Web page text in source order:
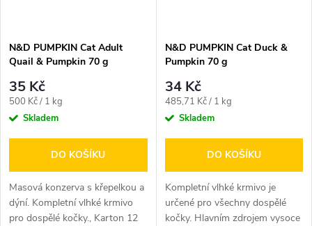
N&D PUMPKIN Cat Adult
Quail & Pumpkin 70 g
35 Kč
Měrná
cena:
500 Kč / 1 kg
Skladem
DO KOŠÍKU
Masová konzerva s křepelkou a
dýní. Kompletní vlhké krmivo
pro dospělé kočky., Karton 12
N&D PUMPKIN Cat Duck &
Pumpkin 70 g
34 Kč
Měrná
cena:
485,71 Kč / 1 kg
Skladem
DO KOŠÍKU
Kompletní vlhké krmivo je
určené pro všechny dospělé
kočky. Hlavním zdrojem vysoce